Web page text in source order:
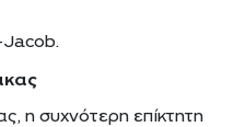
η συχνότερη επίκτητη